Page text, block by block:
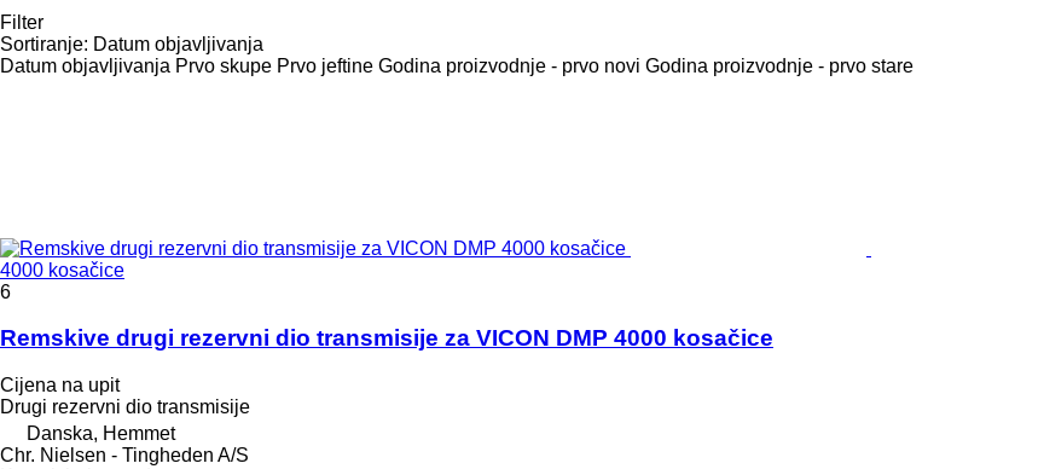
Filter
Sortiranje: Datum objavljivanja
Datum objavljivanja Prvo skupe Prvo jeftine Godina proizvodnje - prvo novi Godina proizvodnje - prvo stare
4000 kosačice
6
Remskive drugi rezervni dio transmisije za VICON DMP 4000 kosačice
Cijena na upit
Drugi rezervni dio transmisije
Danska, Hemmet
Chr. Nielsen - Tingheden A/S